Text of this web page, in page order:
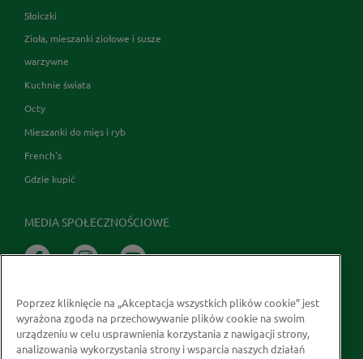
Słoiczki
Zioła, mieszanki ziołowe i susze
warzywne
Kuchnie świata
Octy
Mieszanki do mięs i ryb
French's
Gdzie kupić
MEDIA SPOŁECZNOŚCIOWE
Poprzez kliknięcie na „Akceptacja wszystkich plików cookie” jest
wyrażona zgoda na przechowywanie plików cookie na swoim
urządzeniu w celu usprawnienia korzystania z nawigacji strony,
analizowania wykorzystania strony i wsparcia naszych działań